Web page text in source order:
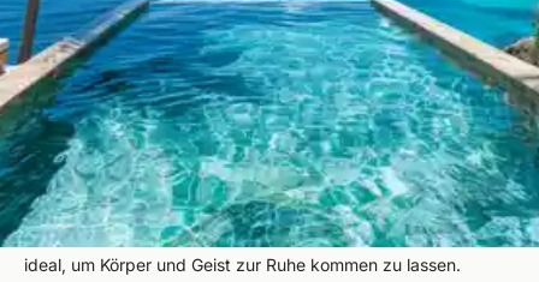
4 Sterne Hotel mit Außenpool –
Wellnessurlaub mit Blick ins Grüne
Mit Fit Reisen erleben Sie einen Wellnessurlaub, der alle Sinne
anspricht: In einem 4 Sterne Hotel mit Außenpool genießen
Sie die wohltuende Kombination aus Wasser, Wald und
Genuss. Während Sie entspannt Ihre Bahnen unter freiem
Himmel ziehen, eröffnet sich Ihnen ein weiter Blick ins Grüne –
ideal, um Körper und Geist zur Ruhe kommen zu lassen.